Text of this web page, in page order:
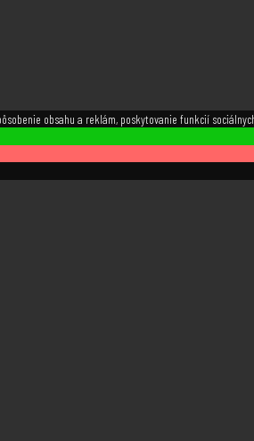
obsahu a reklám, poskytovanie funkcií